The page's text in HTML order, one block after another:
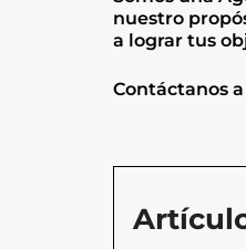
nuestro
a lograr tus
Contáctanos a